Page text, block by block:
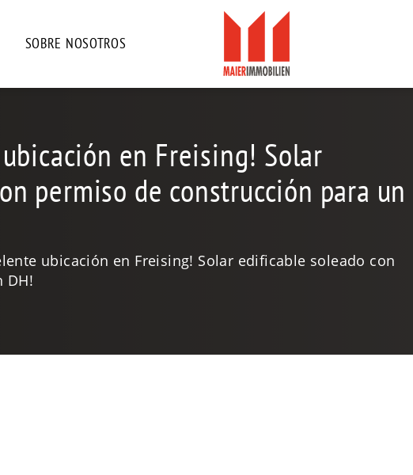
SOBRE NOSOTROS
en Freising! Solar
permiso de construcción para un
ubicación en Freising! Solar edificable soleado con
DH!